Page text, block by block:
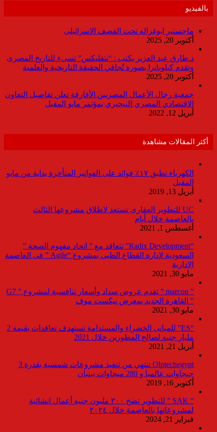
بالفيديو
ماجستير ابوغزاله تحت القصف الإسرائيلى
أكتوبر 20, 2025
د.طارق عبد العزيز يكتب : “نتفليكس” تسىء للتاريخ المصرى
وتقدم كيلوباترا بصورة تُجافي الحقيقة التاريخية والعلمية
أكتوبر 20, 2025
جمعية رجال الأعمال المصريين الأفارقة تعلن تفاصيل التعاون
الاقتصادي المصري النيجيري بمؤتمر مايو المقبل
أبريل 12, 2022
أكثر المقالات مشاهدة
الكهرباء تطبق ١٧٪ فوائد على الفواتير المتأخرة بداية من مايو
المقبل
أبريل 13, 2019
UC للتطوير العقارى تستعد لاطلاق مشروعها الثالث
بالعاصمة خلال أيام
أغسطس 1, 2021
“Radix Development” تتعاقد مع ” اتحاد مفهوم الصحة ”
السعودية لإدارة القطاع الطبى بمشروع “Agile ” فى العاصمة
الإدارية
مايو 30, 2021
” marcon ” تقدم عروض سداد وأسعار تنافسية لمشروع ” G7
” القاهرة الجديد بمعرض نيكست موف
مايو 30, 2021
“ES” للمبانى الخضراء والمستدامة تستهدف تعاقدات بقيمة 2
مليار جنيه لصالح المطورين خلال 2021
أبريل 21, 2021
Olptechegypt تنتهي من تنفيذ مشروعات شمسية بقدرة 3
جيجاوات عالميا و 280 ميجاوات ببنبان
أكتوبر 16, 2019
” SAK ” للتطوير تضخ ٣٠٠ مليون جنيه أعمال انشائية
لمشروعاتها بالعاصمة خلال ٢٠٢٤
فبراير 21, 2024